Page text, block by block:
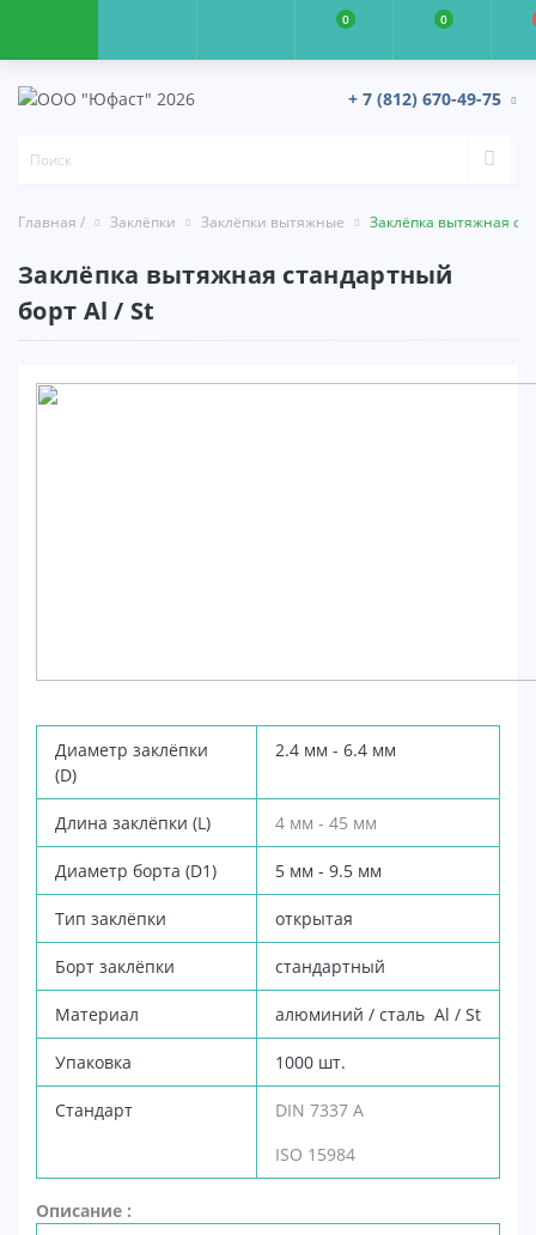
0 0
+ 7 (812) 670-49-75
Главная / Заклёпки Заклёпки вытяжные Заклёпка вытяжная
Заклёпка вытяжная стандартный
борт Al / St
Диаметр заклёпки
(D)
2.4 мм - 6.4 мм
Длина заклёпки (L) 4 мм - 45 мм
Диаметр борта (D1) 5 мм - 9.5 мм
Тип заклёпки открытая
Борт заклёпки стандартный
Материал алюминий / сталь Al / St
Упаковка 1000 шт.
Стандарт
DIN 7337 A
ISO 15984
Описание :